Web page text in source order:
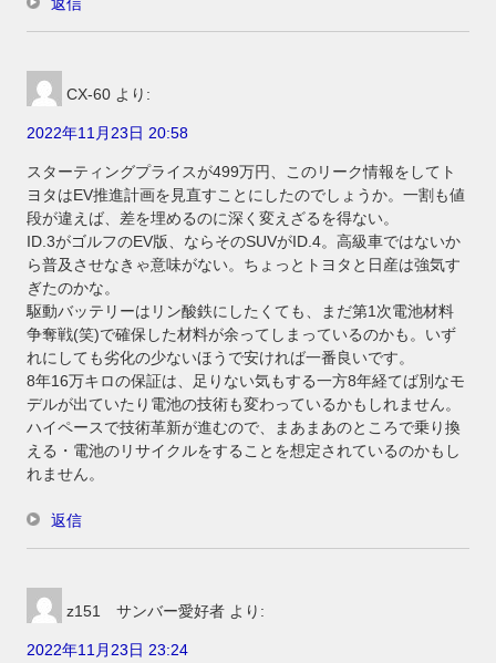
CX-60 より:
2022年11月23日 20:58
スターティングプライスが499万円、このリーク情報をしてト
ヨタはEV推進計画を見直すことにしたのでしょうか。一割も値
段が違えば、差を埋めるのに深く変えざるを得ない。
ID.3がゴルフのEV版、ならそのSUVがID.4。高級車ではないか
ら普及させなきゃ意味がない。ちょっとトヨタと日産は強気す
ぎたのかな。
駆動バッテリーはリン酸鉄にしたくても、まだ第1次電池材料
争奪戦(笑)で確保した材料が余ってしまっているのかも。いず
れにしても劣化の少ないほうで安ければ一番良いです。
8年16万キロの保証は、足りない気もする一方8年経てば別なモ
デルが出ていたり電池の技術も変わっているかもしれません。
ハイペースで技術革新が進むので、まあまあのところで乗り換
える・電池のリサイクルをすることを想定されているのかもし
れません。
返信
z151 サンバー愛好者 より:
2022年11月23日 23:24